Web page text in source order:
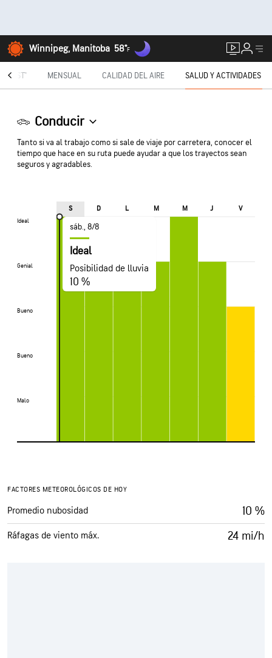
Winnipeg, Manitoba 58°F
MENSUAL CALIDAD DEL AIRE SALUD Y ACTIVIDADES
Conducir
Tanto si va al trabajo como si sale de viaje por carretera, conocer el
tiempo que hace en su ruta puede ayudar a que los trayectos sean
seguros y agradables.
Ideal
Genial
Bueno
Bueno
Malo
S D L M M J V
Ideal
Genial
Bueno
Bueno
Malo
sáb., 8/8
Ideal
Posibilidad de lluvia
10 %
FACTORES METEOROLÓGICOS DE HOY
Promedio nubosidad 10 %
Ráfagas de viento máx. 24 mi/h